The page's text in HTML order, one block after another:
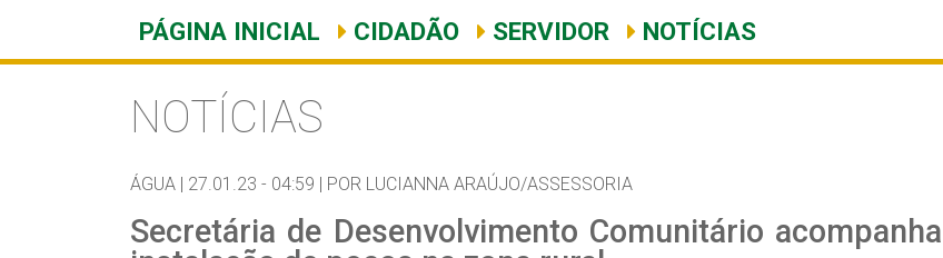
PÁGINA INICIAL CIDADÃO SERVIDOR NOTÍCIAS
NOTÍCIAS
ÁGUA | 27.01.23 - 04:59 | POR LUCIANNA ARAÚJO/ASSESSORIA
Secretária de Desenvolvimento Comunitário acompanha